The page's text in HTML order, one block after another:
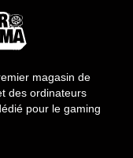
magasin de
des ordinateurs
pour le gaming